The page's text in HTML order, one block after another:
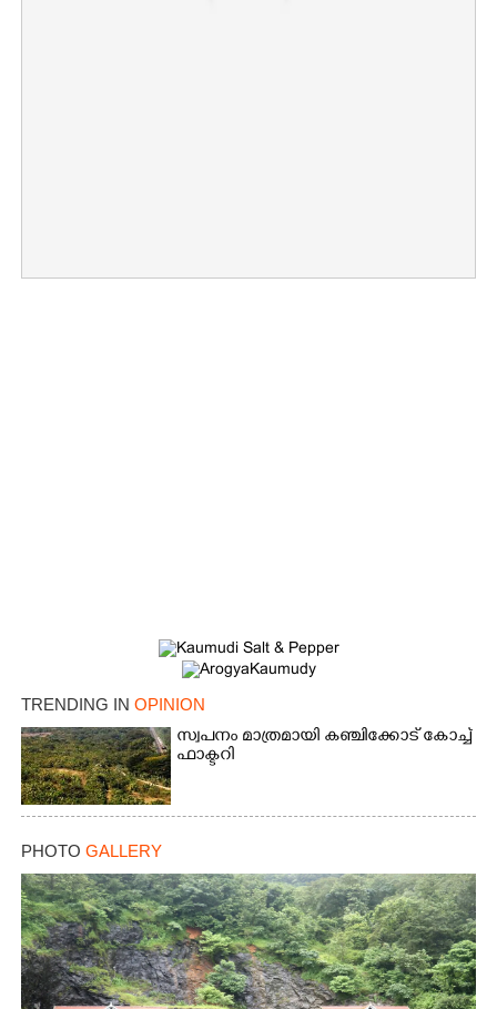
TRENDING IN OPINION
സ്വപനം മാത്രമായി കഞ്ചിക്കോട് കോച്ച്
ഫാക്ടറി
PHOTO GALLERY